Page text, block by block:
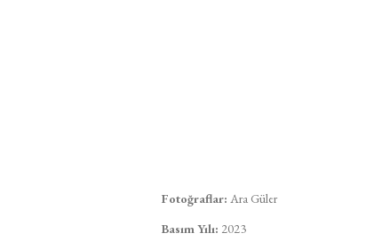
Fotoğraflar: Ara Güler
Basım Yılı: 2023